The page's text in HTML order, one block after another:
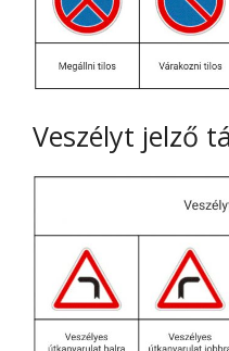
Veszélyt jelző